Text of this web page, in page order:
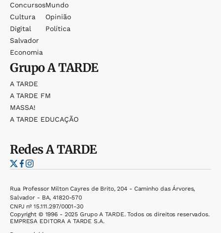
Concursos
Cultura
Digital
Salvador
Economia
Mundo
Opinião
Política
GrupoA TARDE
A TARDE
A TARDE FM
MASSA!
A TARDE EDUCAÇÃO
RedesA TARDE
Rua Professor Milton Cayres de Brito, 204 - Caminho das Árvores,
Salvador - BA, 41820-570
CNPJ nº 15.111.297/0001-30
Copyright © 1996 - 2025 Grupo A TARDE. Todos os direitos reservados.
EMPRESA EDITORA A TARDE S.A.